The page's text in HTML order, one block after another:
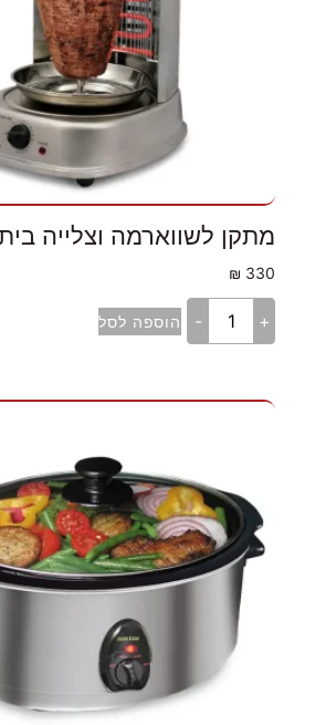
מתקן לשווארמה וצלייה
330
₪
+
- הוספה לסל